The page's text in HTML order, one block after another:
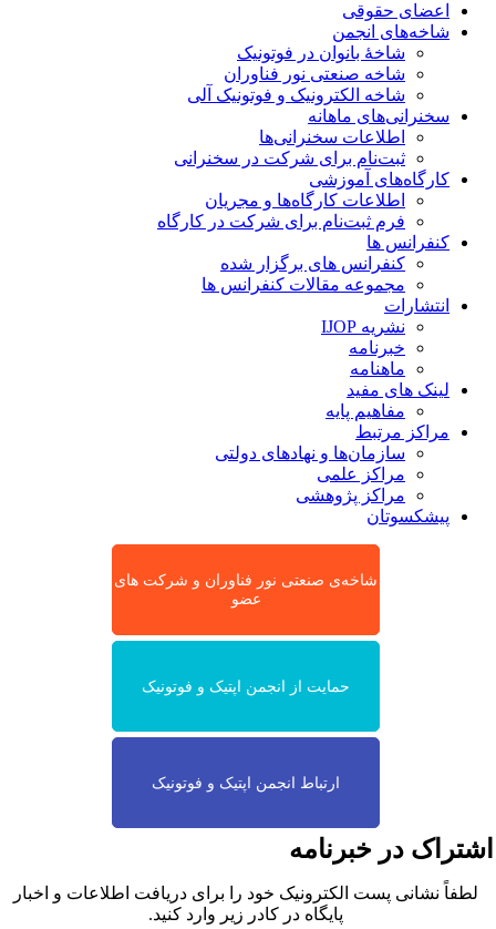
اعضای حقوقی
شاخه‌های انجمن
شاخۀ بانوان در فوتونیک
شاخه صنعتی نور فناوران
شاخه‌ الکترونیک و فوتونیک آلی
سخنرانی‌های ماهانه
اطلاعات سخنرانی‌‌ها
ثبت‌نام برای شرکت در سخنرانی
کارگاه‌های آموزشی
اطلاعات کارگاه‌ها و مجریان
فرم ثبت‌نام برای شرکت در کارگاه
کنفرانس ها
کنفرانس های برگزار شده
مجموعه مقالات کنفرانس ها
انتشارات
نشریه IJOP
خبرنامه
ماهنامه
لینک های مفید
مفاهیم پایه
مراکز مرتبط
سازمان‌ها و نهادهای دولتی
مراکز علمی
مراکز پژوهشی
پیشکسوتان
شاخه‌ی صنعتی نور فناوران و شرکت های
عضو
حمایت از انجمن اپتیک و فوتونیک
ارتباط انجمن اپتیک و فوتونیک
در خبرنامه
لطفاً نشانی پست الکترونیک خود را برای دریافت اطلاعات و اخبار
پایگاه در کادر زیر وارد کنید.